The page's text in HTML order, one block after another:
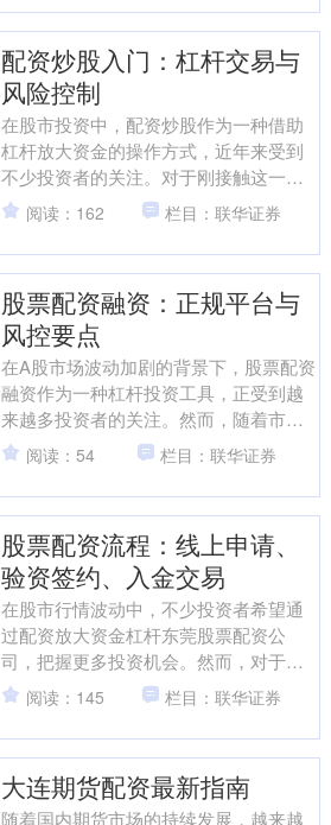
配资炒股入门：杠杆交易与
风险控制
在股市投资中，配资炒股作为一种借助
杠杆放大资金的操作方式，近年来受到
不少投资者的关注。对于刚接触这一领
域的入门者而言，理解配资的基本逻
辑、掌握风险控制的方法，是....
阅读：162 栏目：联华证券
股票配资融资：正规平台与
风控要点
在A股市场波动加剧的背景下，股票配资
融资作为一种杠杆投资工具，正受到越
来越多投资者的关注。然而，随着市场
需求的增长，各类配资平台鱼龙混杂，
如何识别正规平台、把控....
阅读：54 栏目：联华证券
股票配资流程：线上申请、
验资签约、入金交易
在股市行情波动中，不少投资者希望通
过配资放大资金杠杆东莞股票配资公
司，把握更多投资机会。然而，对于初
次接触配资的朋友来说，完整的操作流
程可能还比较陌生。本文将详....
阅读：145 栏目：联华证券
大连期货配资最新指南
随着国内期货市场的持续发展，越来越